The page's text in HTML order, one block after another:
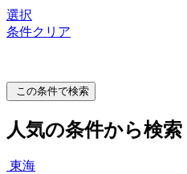
選択
条件クリア
この条件で検索
人気の条件から検索
東海